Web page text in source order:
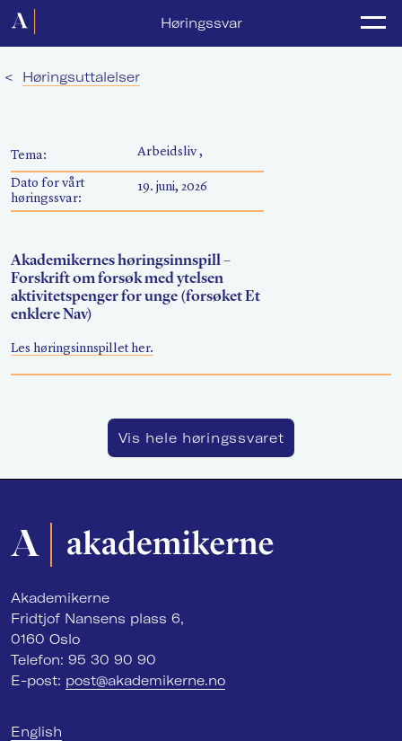
Høringssvar
Forside
Kurs og konferanser
Akademikerne Pluss
Nyheter
Om Akademikerne
< Høringsuttalelser
Tema: Arbeidsliv ,
Dato for vårt
høringssvar:
19. juni, 2026
Akademikernes høringsinnspill –
Forskrift om forsøk med ytelsen
aktivitetspenger for unge (forsøket Et
enklere Nav)
Les høringsinnspillet her.
Vis hele høringssvaret
Akademikerne
Fridtjof Nansens plass 6,
0160 Oslo
Telefon: 95 30 90 90
E-post: post@akademikerne.no
English